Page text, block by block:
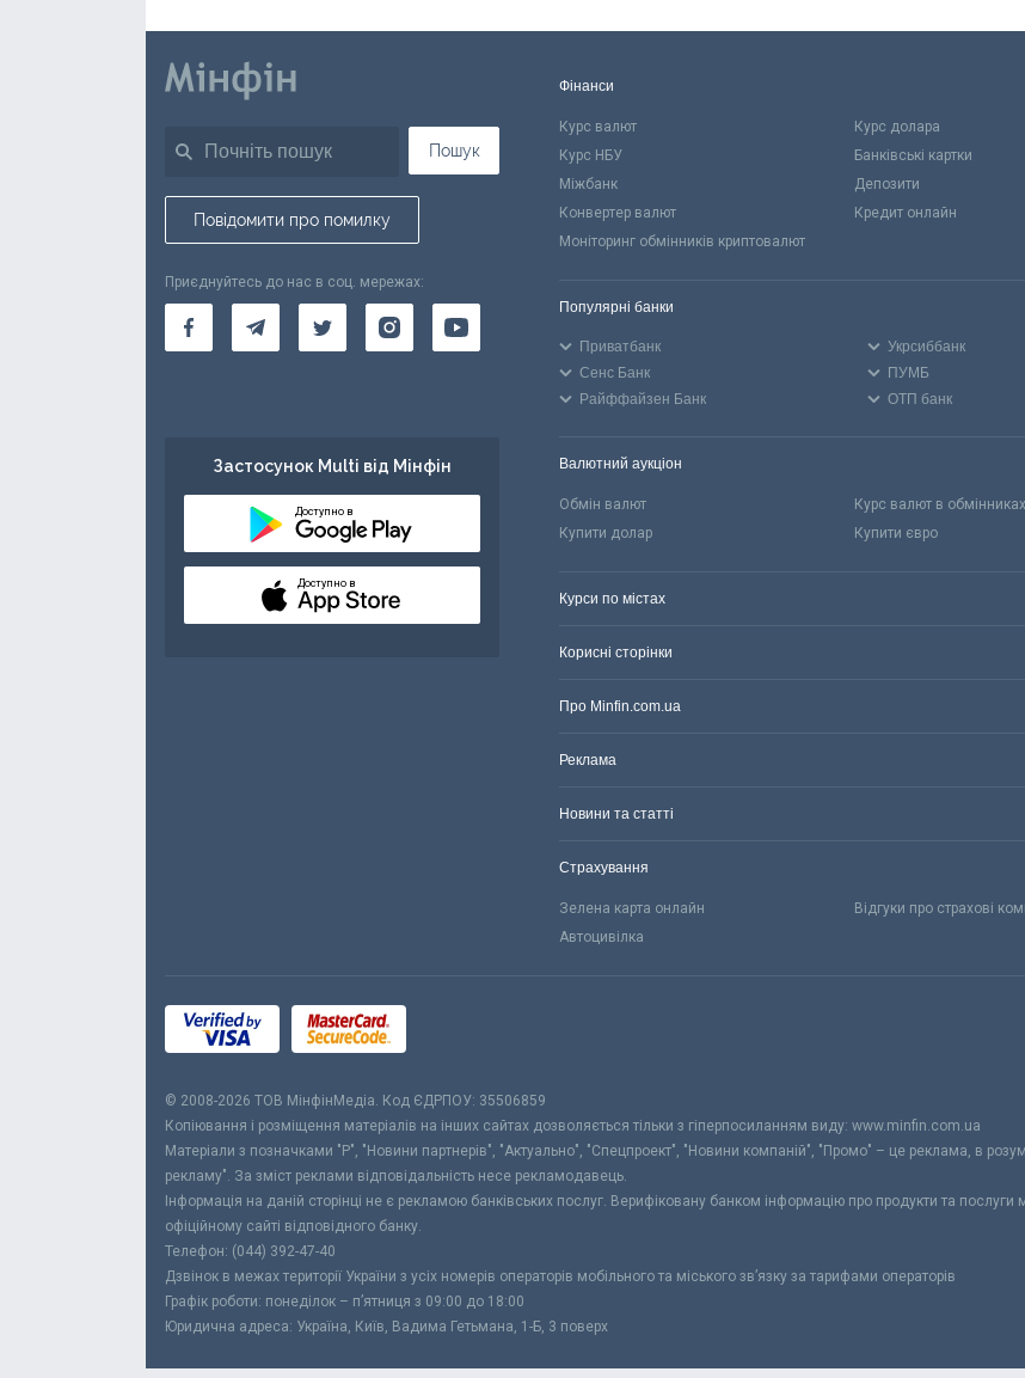
Пошук
Повідомити про помилку
Приєднуйтесь до нас в соц. мережах:
Застосунок Multi від Мінфін
Доступно в
Доступно в
Фінанси
Курс валют Курс долара
Курс НБУ
Банківські картки
Міжбанк
Депозити
Конвертер валют
Кредит онлайн
Моніторинг обмінників криптовалют
Популярні банки
Приватбанк Укрсиббанк
Сенс Банк
ПУМБ
Райффайзен Банк
ОТП банк
Валютний аукціон
Обмін валют Курс валют в обмінниках
Купити долар
Купити євро
Курси по містах
Корисні сторінки
Про Minfin.com.ua
Реклама
Новини та статті
Страхування
Зелена карта онлайн Відгуки про страхові
Автоцивілка
© 2008-2026 ТОВ МiнфiнМедiа. Код ЄДРПОУ: 35506859
Копіювання і розміщення матеріалів на інших сайтах дозволяється тільки з гіперпосиланням виду: www.minfin.com.ua
Матеріали з позначками "Р", "Новини партнерів", "Актуально", "Спецпроект", "Новини компаній", "Промо" – це реклама, в
рекламу". За зміст реклами відповідальність несе рекламодавець.
Інформація на даній сторінці не є рекламою банківських послуг. Верифіковану банком інформацію про продукти та
офіційному сайті відповідного банку.
Телефон: (044) 392-47-40
Дзвінок в межах території України з усіх номерів операторів мобільного та міського зв’язку за тарифами операторів
Графік роботи: понеділок – п’ятниця з 09:00 до 18:00
Юридична адреса: Україна, Київ, Вадима Гетьмана, 1-Б, 3 поверх